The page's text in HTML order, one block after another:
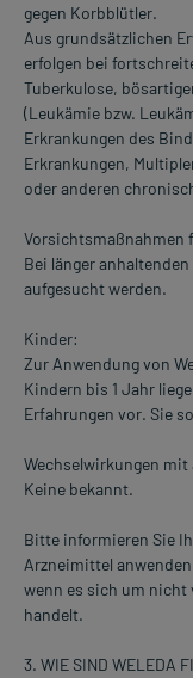
gegen Korbblütler.
Aus grundsätzlichen
erfolgen bei
Tuberkulose,
(Leukämie bzw.
Erkrankungen des
Erkrankungen,
oder anderen
Vorsichtsmaßnahmen
Bei länger
aufgesucht werden.
Kinder:
Zur Anwendung von
Kindern bis 1 Jahr
Erfahrungen vor. Sie
Wechselwirkungen
Keine bekannt.
Bitte informieren Sie
Arzneimittel
wenn es sich um
handelt.
3. WIE SIND WELEDA